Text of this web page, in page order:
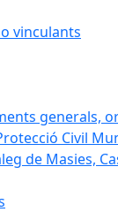
vinculants
generals,
Civil
de Masies,